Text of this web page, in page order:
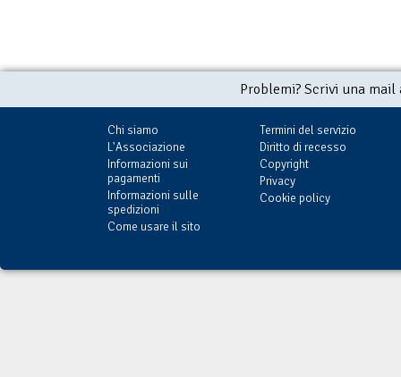
Problemi? Scrivi una
Chi siamo
L'Associazione
Informazioni sui
pagamenti
Informazioni sulle
spedizioni
Come usare il sito
Termini del servizio
Diritto di recesso
Copyright
Privacy
Cookie policy